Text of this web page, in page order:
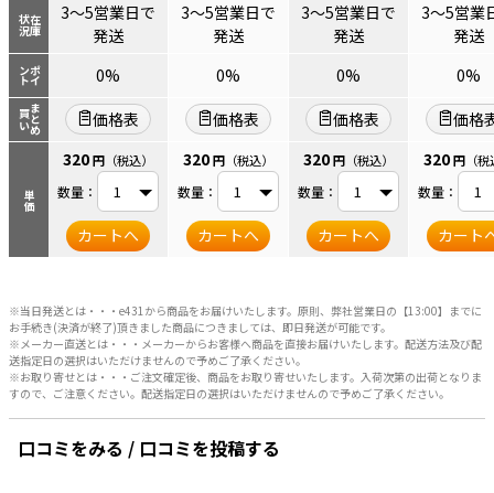
在庫
状況
ポイ
ント
まとめ
買い
単価
3～5営業日で
発送
3～5営業日で
発送
3～5営業日で
発送
3～5営業
発送
0%
0% 0%
0%
価格表
価格表 価格表
価格
320円 （税込）
数量：
カートへ
320円 （税込）
数量：
カートへ
320円 （税込）
数量：
カートへ
320円 （
数量：
カート
※当日発送とは・・・e431から商品をお届けいたします。原則、弊社営業日の【13:00】までに
お手続き(決済が終了)頂きました商品につきましては、即日発送が可能です。
※メーカー直送とは・・・メーカーからお客様へ商品を直接お届けいたします。配送方法及び配
送指定日の選択はいただけませんので予めご了承ください。
※お取り寄せとは・・・ご注文確定後、商品をお取り寄せいたします。入荷次第の出荷となりま
すので、ご注意ください。配送指定日の選択はいただけませんので予めご了承ください。
口コミをみる / 口コミを投稿する